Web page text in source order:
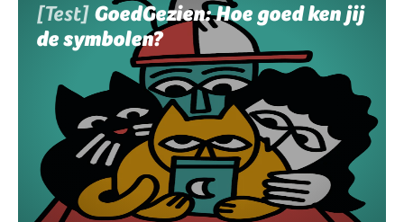
[Test] GoedGezien: Hoe goed ken jij
de symbolen?